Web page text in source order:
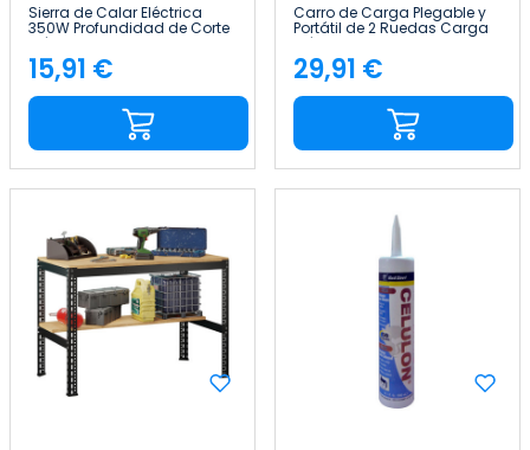
Sierra de Calar Eléctrica
350W Profundidad de Corte
Máximo 55mm 7house
Precio
15,91 €
Carro de Carga Plegable y
Portátil de 2 Ruedas Carga
Máxima 70kg 7house
Precio
29,91 €